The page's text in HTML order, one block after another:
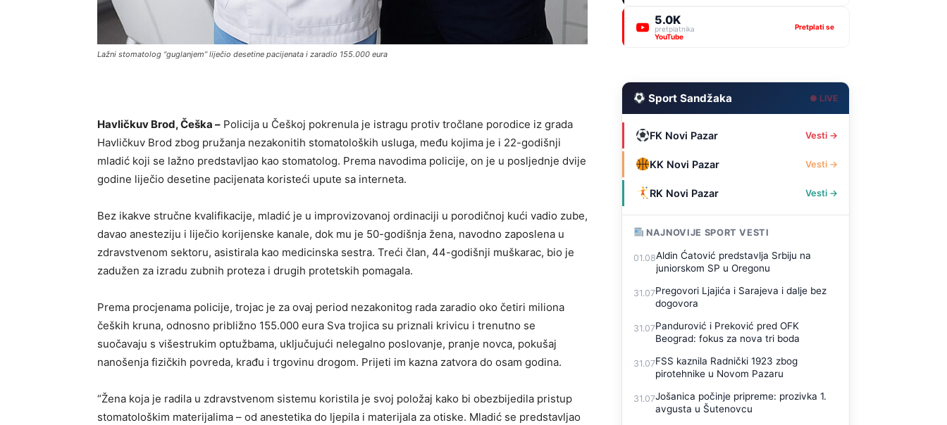
Lažni stomatolog “guglanjem” liječio desetine pacijenata i zaradio 155.000 eura
Havličkuv Brod, Češka – Policija u Češkoj pokrenula je istragu protiv tročlane porodice iz grada
Havličkuv Brod zbog pružanja nezakonitih stomatoloških usluga, među kojima je i 22-godišnji
mladić koji se lažno predstavljao kao stomatolog. Prema navodima policije, on je u posljednje dvije
godine liječio desetine pacijenata koristeći upute sa interneta.
Bez ikakve stručne kvalifikacije, mladić je u improvizovanoj ordinaciji u porodičnoj kući vadio zube,
davao anesteziju i liječio korijenske kanale, dok mu je 50-godišnja žena, navodno zaposlena u
zdravstvenom sektoru, asistirala kao medicinska sestra. Treći član, 44-godišnji muškarac, bio je
zadužen za izradu zubnih proteza i drugih protetskih pomagala.
Prema procjenama policije, trojac je za ovaj period nezakonitog rada zaradio oko četiri miliona
čeških kruna, odnosno približno 155.000 eura Sva trojica su priznali krivicu i trenutno se
suočavaju s višestrukim optužbama, uključujući nelegalno poslovanje, pranje novca, pokušaj
nanošenja fizičkih povreda, krađu i trgovinu drogom. Prijeti im kazna zatvora do osam godina.
“Žena koja je radila u zdravstvenom sistemu koristila je svoj položaj kako bi obezbijedila pristup
stomatološkim materijalima – od anestetika do ljepila i materijala za otiske. Mladić se predstavljao
5.0K
pretplatnika
YouTube
Pretplati se
Sport Sandžaka ● LIVE
FK Novi Pazar Vesti →
KK Novi Pazar Vesti →
RK Novi Pazar Vesti →
NAJNOVIJE SPORT VESTI
01.08Aldin Ćatović predstavlja Srbiju na
juniorskom SP u Oregonu
31.07Pregovori Ljajića i Sarajeva i dalje bez
dogovora
31.07Pandurović i Preković pred OFK
Beograd: fokus za nova tri boda
31.07FSS kaznila Radnički 1923 zbog
pirotehnike u Novom Pazaru
31.07Jošanica počinje pripreme: prozivka 1.
avgusta u Šutenovcu